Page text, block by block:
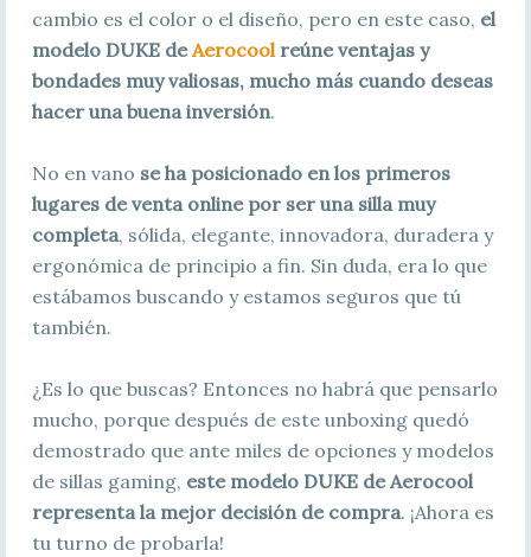
cambio es el color o el diseño, pero en este caso, el
modelo DUKE deAerocool reúne ventajas y
bondades muy valiosas, mucho más cuando deseas
hacer una buena inversión.
No en vano se ha posicionado en los primeros
lugares de venta online por ser una silla muy
completa, sólida, elegante, innovadora, duradera y
ergonómica de principio a fin. Sin duda, era lo que
estábamos buscando y estamos seguros que tú
también.
¿Es lo que buscas? Entonces no habrá que pensarlo
mucho, porque después de este unboxing quedó
demostrado que ante miles de opciones y modelos
de sillas gaming, este modelo DUKE de Aerocool
representa la mejor decisión de compra. ¡Ahora es
tu turno de probarla!